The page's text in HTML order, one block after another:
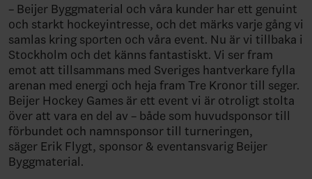
– Beijer Byggmaterial och våra kunder har ett genuint
och starkt hockeyintresse, och det märks varje gång vi
samlas kring sporten och våra event. Nu är vi tillbaka i
Stockholm och det känns fantastiskt. Vi ser fram
emot att tillsammans med Sveriges hantverkare fylla
arenan med energi och heja fram Tre Kronor till seger.
Beijer Hockey Games är ett event vi är otroligt stolta
över att vara en del av – både som huvudsponsor till
förbundet och namnsponsor till turneringen,
säger Erik Flygt, sponsor & eventansvarig Beijer
Byggmaterial.